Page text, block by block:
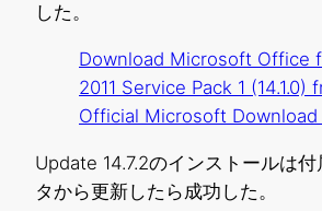
した。
Download Microsoft Office
2011 Service Pack 1 (14.1.0)
Official Microsoft
Update 14.7.2のインストールは
タから更新したら成功した。